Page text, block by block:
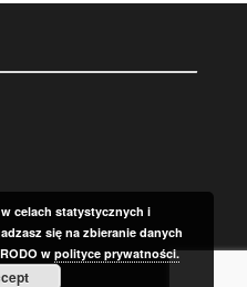
celach statystycznych i
się na zbieranie danych
w polityce prywatności.